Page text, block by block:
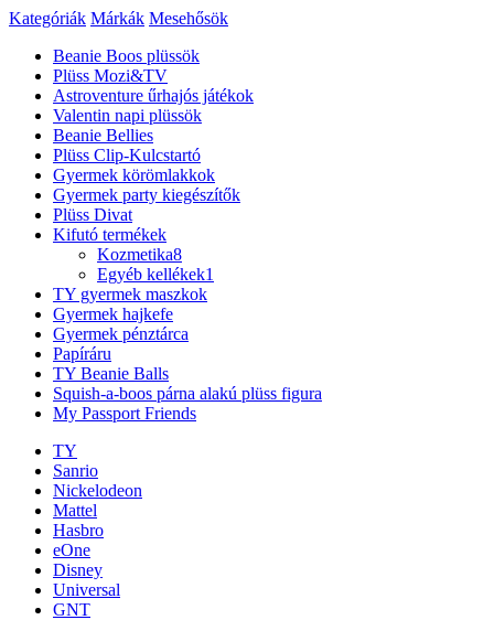
Kategóriák Márkák Mesehősök
Beanie Boos plüssök
Plüss Mozi&TV
Astroventure űrhajós játékok
Valentin napi plüssök
Beanie Bellies
Plüss Clip-Kulcstartó
Gyermek körömlakkok
Gyermek party kiegészítők
Plüss Divat
Kifutó termékek
Kozmetika8
Egyéb kellékek1
TY gyermek maszkok
Gyermek hajkefe
Gyermek pénztárca
Papíráru
TY Beanie Balls
Squish-a-boos párna alakú plüss figura
My Passport Friends
TY
Sanrio
Nickelodeon
Mattel
Hasbro
eOne
Disney
Universal
GNT